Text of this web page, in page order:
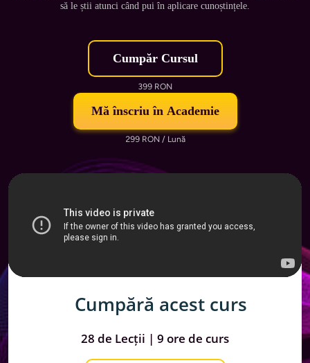
să le știi atunci când pui în aplicare cunoștințele.
Cumpăr Cursul
399 RON
Mă înscriu în Academie
299 RON / Lună
Cumpără acest curs
28 de Lecții | 9 ore de curs